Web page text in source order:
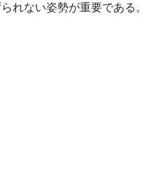
れない姿勢が重要である。